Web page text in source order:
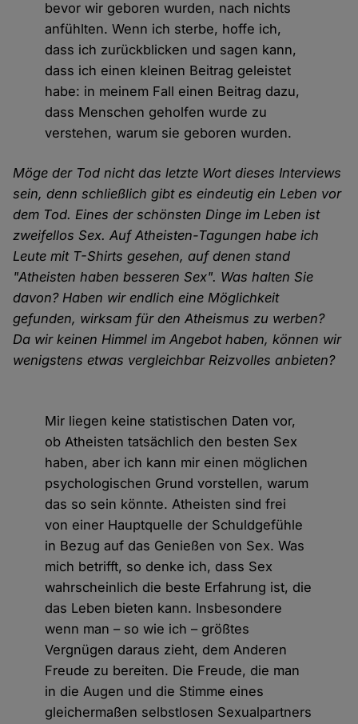
bevor wir geboren wurden, nach nichts
anfühlten. Wenn ich sterbe, hoffe ich,
dass ich zurückblicken und sagen kann,
dass ich einen kleinen Beitrag geleistet
habe: in meinem Fall einen Beitrag dazu,
dass Menschen geholfen wurde zu
verstehen, warum sie geboren wurden.
Möge der Tod nicht das letzte Wort dieses Interviews
sein, denn schließlich gibt es eindeutig ein Leben vor
dem Tod. Eines der schönsten Dinge im Leben ist
zweifellos Sex. Auf Atheisten-Tagungen habe ich
Leute mit T-Shirts gesehen, auf denen stand
"Atheisten haben besseren Sex". Was halten Sie
davon? Haben wir endlich eine Möglichkeit
gefunden, wirksam für den Atheismus zu werben?
Da wir keinen Himmel im Angebot haben, können wir
wenigstens etwas vergleichbar Reizvolles anbieten?
Mir liegen keine statistischen Daten vor,
ob Atheisten tatsächlich den besten Sex
haben, aber ich kann mir einen möglichen
psychologischen Grund vorstellen, warum
das so sein könnte. Atheisten sind frei
von einer Hauptquelle der Schuldgefühle
in Bezug auf das Genießen von Sex. Was
mich betrifft, so denke ich, dass Sex
wahrscheinlich die beste Erfahrung ist, die
das Leben bieten kann. Insbesondere
wenn man – so wie ich – größtes
Vergnügen daraus zieht, dem Anderen
Freude zu bereiten. Die Freude, die man
in die Augen und die Stimme eines
gleichermaßen selbstlosen Sexualpartners